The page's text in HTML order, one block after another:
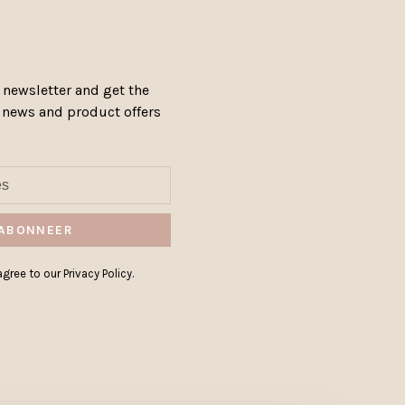
and get the
and product offers
to our Privacy Policy.